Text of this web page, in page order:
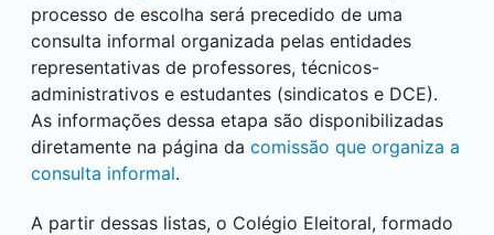
processo de escolha será precedido de uma
consulta informal organizada pelas entidades
representativas de professores, técnicos-
administrativos e estudantes (sindicatos e DCE).
As informações dessa etapa são disponibilizadas
diretamente na página da comissão que organiza a
consulta informal.
A partir dessas listas, o Colégio Eleitoral, formado